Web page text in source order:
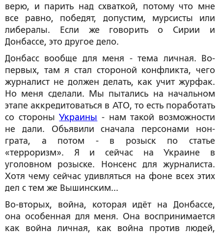
верю, и парить над схваткой, потому что мне
все равно, победят, допустим, мурсисты или
либералы. Если же говорить о Сирии и
Донбассе, это другое дело.
Донбасс вообще для меня - тема личная. Во-
первых, там я стал стороной конфликта, чего
журналист не должен делать, как учит журфак.
Но меня сделали. Мы пытались на начальном
этапе аккредитоваться в АТО, то есть поработать
со стороныУкраины - нам такой возможности
не дали. Объявили сначала персонами нон-
грата, а потом - в розыск по статье
«терроризм». Я и сейчас на Украине в
уголовном розыске. Нонсенс для журналиста.
Хотя чему сейчас удивляться на фоне всех этих
дел с тем же Вышинским...
Во-вторых, война, которая идёт на Донбассе,
она особенная для меня. Она воспринимается
как война личная, как война против людей,